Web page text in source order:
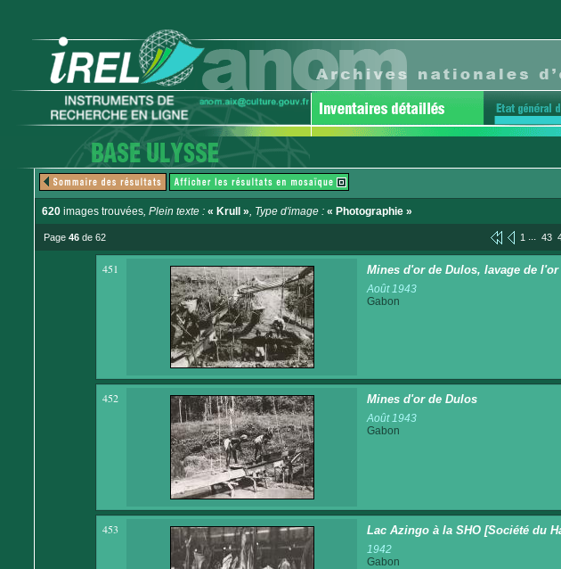
620 images trouvées, Plein texte : « Krull », Type d'image : « Photographie »
Page 46 de 62 1 ... 43
451 Mines d'or de Dulos, lavage de l'or
Août 1943
Gabon
452 Mines d'or de Dulos
Août 1943
Gabon
453 Lac Azingo à la SHO [Société du
1942
Gabon